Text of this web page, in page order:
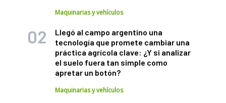
Maquinarias y vehículos
Llegó al campo argentino una
tecnología que promete cambiar una
práctica agrícola clave: ¿Y si analizar
el suelo fuera tan simple como
apretar un botón?
Maquinarias y vehículos